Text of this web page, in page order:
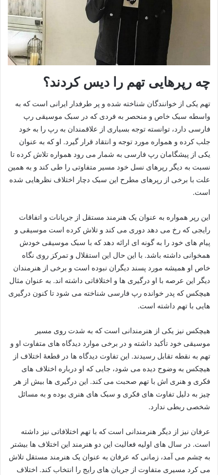
چه رپرهایی تهم را دیس کردند؟
تهم یکی از خوانندگان شناخته شده و پر طرفدار ایرانی است که به
واسطه سبک خاص و منحصر به فردی که در سبک موسیقی رپ
فارسی دارد، توانسته توجه بسیاری از علاقمندان به رپ را به خود
جلب کرده و همواره مورد توجه و انتقاد قرار گیرد. او که به عنوان
یکی از پیشگامان رپ فارسی به شمار می رود همواره تلاش کرده تا
نسبت به دیگر رپرهای نسل خود مسیر متفاوتی را طی کند و به همین
علت با برخی از رپرهای مطرح این سبک دچار اختلاف نظرهایی شده
است.
این رپر همواره به‌ عنوان یک هنرمند مستقل از جریانات و اتفاقات
رایجی که رخ می دهد دوری می کند و تلاش کرده است موسیقی و
پیام‌ های خود را به‌ گونه‌ ای ارائه دهد که با سبک موسیقی خودش
همخوانی داشته باشد. با این حال این استقلال و تمرکز روی نگاه
خاص او همیشه مورد پسند دیگران نبوده است و برخی از هنرمندان
دیگر این عرصه با او درگیری‌ ها و اختلافاتی داشته‌ اند. به عنوان مثال
هیچکس که پدر خوانده رپ فارسی شناخته می شود تا کنون درگیری
هایی با تهم داشته است.
هیچکس نیز یکی از هنرمندانی است که به شدت روی مسیر
موسیقی خود تأکید داشته و در برخی موارد دیدگاه‌ های متفاوت او و
تهم به نقطه تقابل رسیدند. این تفاوت دیدگاه‌ ها در قطعهٔ اختلاف از
هیچکس به‌ وضوح دیده می‌ شود، جایی که او درباره اختلاف‌ های
فکری و هنری‌ اش با تهم صحبت می‌ کند. این درگیری‌ ها بیش از هر
چیز به دلیل تفاوت‌ های فکری و سبک‌ های هنری بوده و به مسائل
شخصی ربطی ندارد.
عرفان نیز از دیگر هنرمندانی است که با تهم اختلافاتی نیز داشته
است. در سال‌ های اولیه فعالیت این دو هنرمند این اختلاف‌ ها بیشتر
به چشم می‌ آمد، زمانی که عرفان به‌ عنوان یک هنرمند مستقل تلاش
می‌ کرد مسیری متفاوت از جریان‌ های رایج را انتخاب کند. اختلاف